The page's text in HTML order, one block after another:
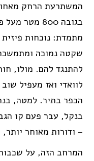
המשתרעת הרחק
בגובה 800
מתמדת: נוכחות
שקטה נמוכה
להתנגד להם. מולו,
לוואדי ואז מעפיל
הכפר בתיר. למטה,
בנקל, עבר פעם קו
– ודורות מאוחר
המרחב הזה, על